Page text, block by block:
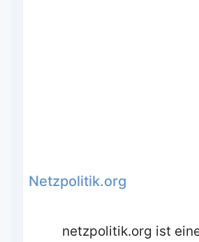
Netzpolitik.org
netzpolitik.org ist